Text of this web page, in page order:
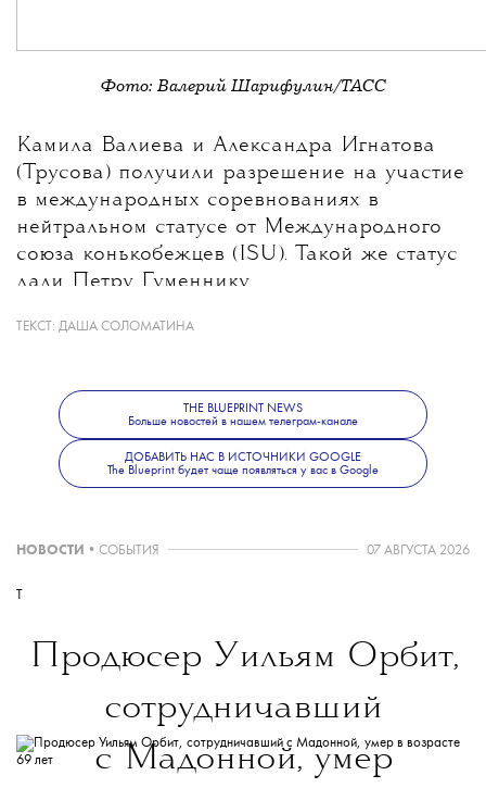
Фото: Валерий Шарифулин/ТАСС
Камила Валиева и Александра Игнатова
(Трусова) получили разрешение на участие
в международных соревнованиях в
нейтральном статусе от Международного
союза конькобежцев (ISU). Такой же статус
дали Петру Гуменнику.
ТЕКСТ: ДАША СОЛОМАТИНА
THE BLUEPRINT NEWS
Больше новостей в нашем телеграм-канале
ДОБАВИТЬ НАС В ИСТОЧНИКИ GOOGLE
The Blueprint будет чаще появляться у вас в Google
НОВОСТИ • СОБЫТИЯ 07 АВГУСТА 2026
T
Продюсер Уильям Орбит,
сотрудничавший
с Мадонной, умер